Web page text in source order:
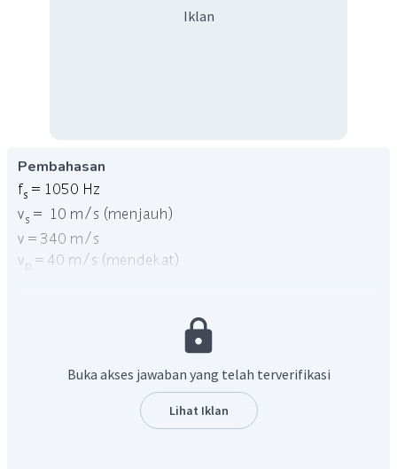
Iklan
Pembahasan
Buka akses jawaban yang telah terverifikasi
Lihat Iklan